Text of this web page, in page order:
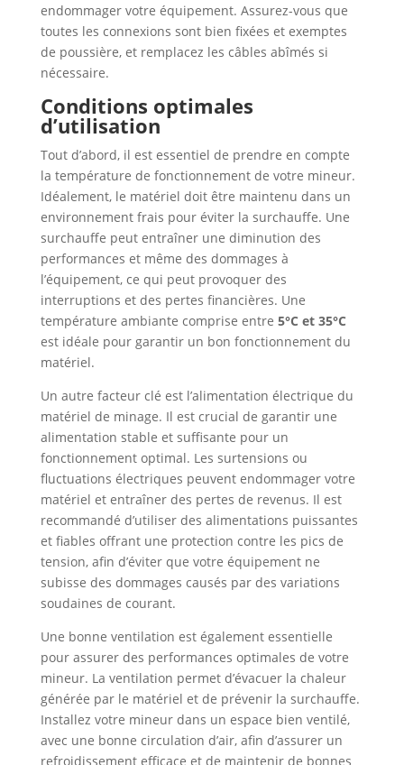
endommager votre équipement. Assurez-vous que
toutes les connexions sont bien fixées et exemptes
de poussière, et remplacez les câbles abîmés si
nécessaire.
Conditions optimales
d’utilisation
Tout d’abord, il est essentiel de prendre en compte
la température de fonctionnement de votre mineur.
Idéalement, le matériel doit être maintenu dans un
environnement frais pour éviter la surchauffe. Une
surchauffe peut entraîner une diminution des
performances et même des dommages à
l’équipement, ce qui peut provoquer des
interruptions et des pertes financières. Une
température ambiante comprise entre 5°C et 35°C
est idéale pour garantir un bon fonctionnement du
matériel.
Un autre facteur clé est l’alimentation électrique du
matériel de minage. Il est crucial de garantir une
alimentation stable et suffisante pour un
fonctionnement optimal. Les surtensions ou
fluctuations électriques peuvent endommager votre
matériel et entraîner des pertes de revenus. Il est
recommandé d’utiliser des alimentations puissantes
et fiables offrant une protection contre les pics de
tension, afin d’éviter que votre équipement ne
subisse des dommages causés par des variations
soudaines de courant.
Une bonne ventilation est également essentielle
pour assurer des performances optimales de votre
mineur. La ventilation permet d’évacuer la chaleur
générée par le matériel et de prévenir la surchauffe.
Installez votre mineur dans un espace bien ventilé,
avec une bonne circulation d’air, afin d’assurer un
refroidissement efficace et de maintenir de bonnes